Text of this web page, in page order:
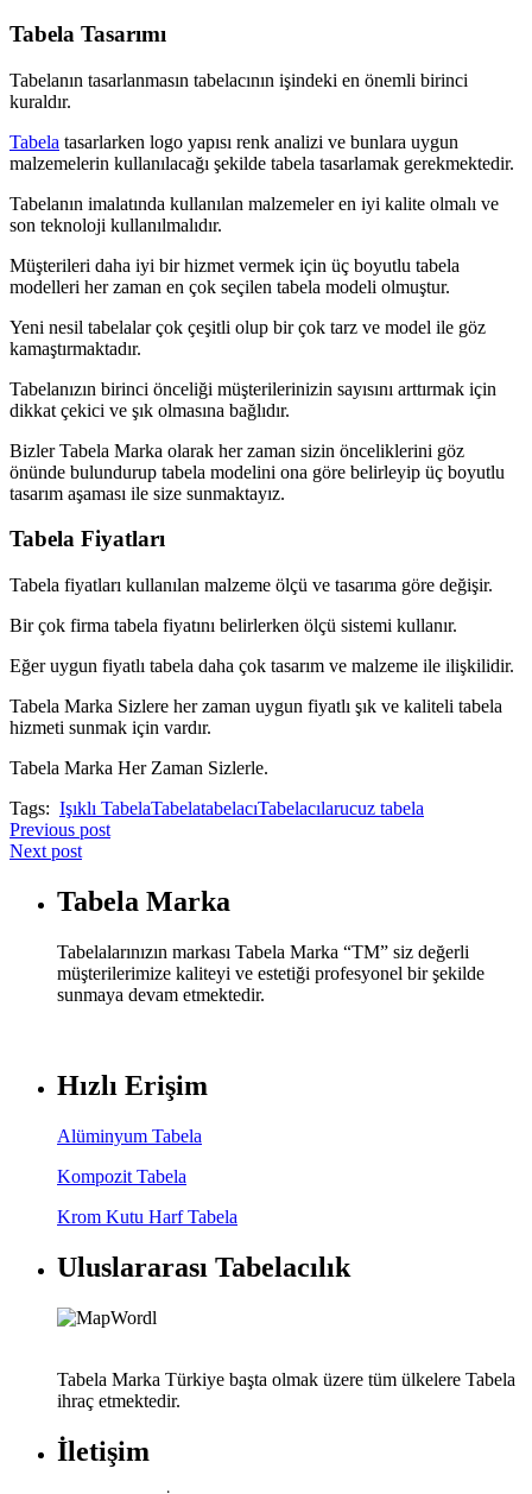
Tabela Tasarımı
Tabelanın tasarlanmasın tabelacının işindeki en önemli birinci
kuraldır.
Tabela tasarlarken logo yapısı renk analizi ve bunlara uygun
malzemelerin kullanılacağı şekilde tabela tasarlamak gerekmektedir.
Tabelanın imalatında kullanılan malzemeler en iyi kalite olmalı ve
son teknoloji kullanılmalıdır.
Müşterileri daha iyi bir hizmet vermek için üç boyutlu tabela
modelleri her zaman en çok seçilen tabela modeli olmuştur.
Yeni nesil tabelalar çok çeşitli olup bir çok tarz ve model ile göz
kamaştırmaktadır.
Tabelanızın birinci önceliği müşterilerinizin sayısını arttırmak için
dikkat çekici ve şık olmasına bağlıdır.
Bizler Tabela Marka olarak her zaman sizin önceliklerini göz
önünde bulundurup tabela modelini ona göre belirleyip üç boyutlu
tasarım aşaması ile size sunmaktayız.
Tabela Fiyatları
Tabela fiyatları kullanılan malzeme ölçü ve tasarıma göre değişir.
Bir çok firma tabela fiyatını belirlerken ölçü sistemi kullanır.
Eğer uygun fiyatlı tabela daha çok tasarım ve malzeme ile ilişkilidir.
Tabela Marka Sizlere her zaman uygun fiyatlı şık ve kaliteli tabela
hizmeti sunmak için vardır.
Tabela Marka Her Zaman Sizlerle.
Tags: Işıklı TabelaTabelatabelacıTabelacılarucuz tabela
Previous post
Next post
Tabela Marka
Tabelalarınızın markası Tabela Marka “TM” siz değerli
müşterilerimize kaliteyi ve estetiği profesyonel bir şekilde
sunmaya devam etmektedir.
Hızlı Erişim
Alüminyum Tabela
Kompozit Tabela
Krom Kutu Harf Tabela
Uluslararası Tabelacılık
Tabela Marka Türkiye başta olmak üzere tüm ülkelere Tabela
ihraç etmektedir.
İletişim